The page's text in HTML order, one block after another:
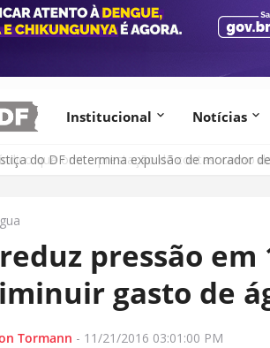
Institucional Notícias
do DF determina expulsão de morador
pressão em
gasto de
Tormann - 11/21/2016 03:01:00 PM